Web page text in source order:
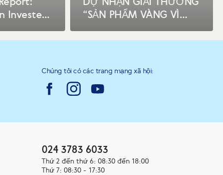
Invested
“SẢN PHẨM VÀNG VÌ
ĐỒNG”
Chúng tôi có các trang mạng xã hội:
024 3783 6033
Thứ 2 đến thứ 6: 08:30 đến 18:00
Thứ 7: 08:30 - 17:30